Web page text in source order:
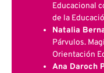
Educacional
de la
Natalia
Párvulos.
Orientación
Ana Daroch